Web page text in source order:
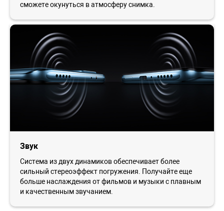
сможете окунуться в атмосферу снимка.
Звук
Система из двух динамиков обеспечивает более
сильный стереоэффект погружения. Получайте еще
больше наслаждения от фильмов и музыки с плавным
и качественным звучанием.